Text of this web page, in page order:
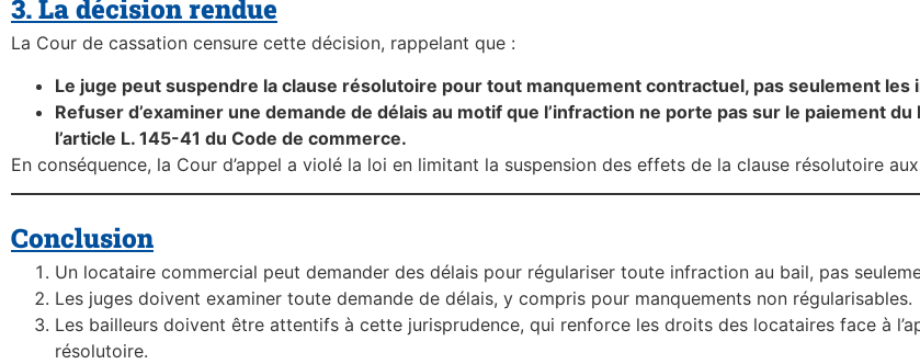
3. La décision rendue
La Cour de cassation censure cette décision, rappelant que :
Le juge peut suspendre la clause résolutoire pour tout manquement contractuel, pas seulement les
Refuser d’examiner une demande de délais au motif que l’infraction ne porte pas sur le paiement
l’article L. 145-41 du Code de commerce.
En conséquence, la Cour d’appel a violé la loi en limitant la suspension des effets de la clause résolutoire
Conclusion
Un locataire commercial peut demander des délais pour régulariser toute infraction au bail, pas
Les juges doivent examiner toute demande de délais, y compris pour manquements non régularisables.
Les bailleurs doivent être attentifs à cette jurisprudence, qui renforce les droits des locataires face à
résolutoire.